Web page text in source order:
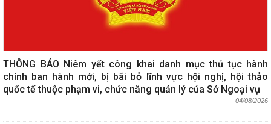
THÔNG BÁO Niêm yết công khai danh mục thủ tục hành
chính ban hành mới, bị bãi bỏ lĩnh vực hội nghị, hội thảo
quốc tế thuộc phạm vi, chức năng quản lý của Sở Ngoại vụ
04/08/2026